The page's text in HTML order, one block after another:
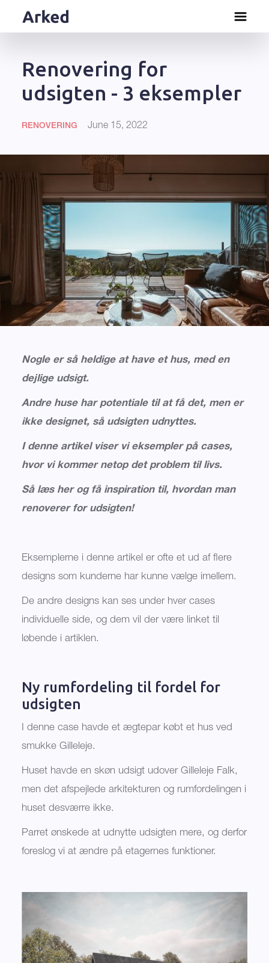
Renovering for
udsigten - 3 eksempler
RENOVERING June 15, 2022
Nogle er så heldige at have et hus, med en
dejlige udsigt.
Andre huse har potentiale til at få det, men er
ikke designet, så udsigten udnyttes.
I denne artikel viser vi eksempler på cases,
hvor vi kommer netop det problem til livs.
Så læs her og få inspiration til, hvordan man
renoverer for udsigten!
Eksemplerne i denne artikel er ofte et ud af flere
designs som kunderne har kunne vælge imellem.
De andre designs kan ses under hver cases
individuelle side, og dem vil der være linket til
løbende i artiklen.
Ny rumfordeling til fordel for
udsigten
I denne case havde et ægtepar købt et hus ved
smukke Gilleleje.
Huset havde en skøn udsigt udover Gilleleje Falk,
men det afspejlede arkitekturen og rumfordelingen i
huset desværre ikke.
Parret ønskede at udnytte udsigten mere, og derfor
foreslog vi at ændre på etagernes funktioner.